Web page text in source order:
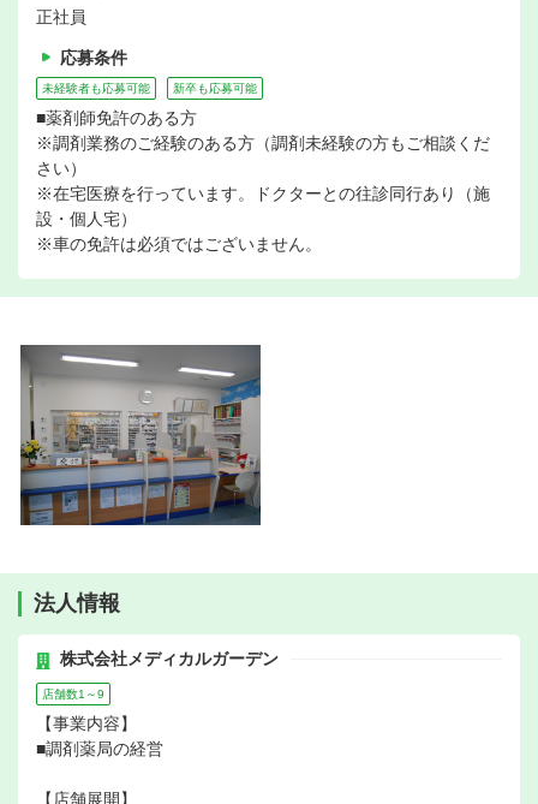
正社員
応募条件
未経験者も応募可能 新卒も応募可能
■薬剤師免許のある方
※調剤業務のご経験のある方（調剤未経験の方もご相談くだ
さい）
※在宅医療を行っています。ドクターとの往診同行あり（施
設・個人宅）
※車の免許は必須ではございません。
法人情報
株式会社メディカルガーデン
店舗数1～9
【事業内容】
■調剤薬局の経営
【店舗展開】